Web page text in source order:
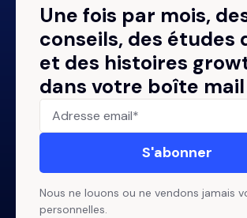
Une fois par mois,
conseils, des études
et des histoires
dans votre boîte mail
Nous ne louons ou ne vendons jamais
personnelles.